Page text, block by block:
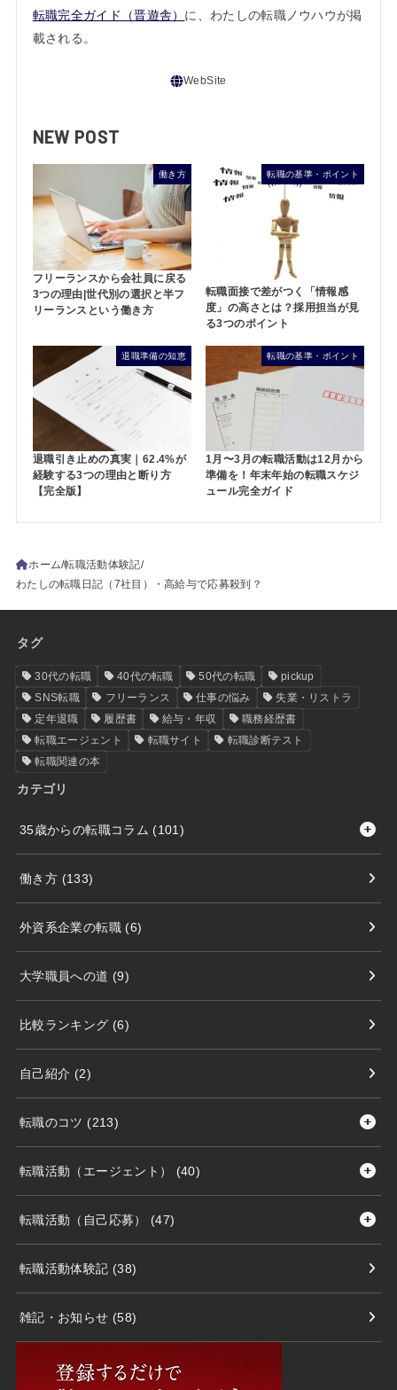
転職完全ガイド（晋遊舎） に、わたしの転職ノウハウが掲
載される。
NEW POST
働き方
フリーランスから会社員に戻る
3つの理由|世代別の選択と半フ
リーランスという働き方
転職の基準・ポイント
転職面接で差がつく「情報感
度」の高さとは？採用担当が見
る3つのポイント
退職準備の知恵
退職引き止めの真実｜62.4%が
経験する3つの理由と断り方
【完全版】
転職の基準・ポイント
1月〜3月の転職活動は12月から
準備を！年末年始の転職スケジ
ュール完全ガイド
ホーム 転職活動体験記
わたしの転職日記（7社目）・高給与で応募殺到？
タグ
30代の転職 40代の転職 50代の転職
pickup
SNS転職
フリーランス 仕事の悩み
失業・リストラ
定年退職
履歴書 給与・年収
職務経歴書
転職エージェント
転職サイト
転職診断テスト
転職関連の本
カテゴリ
35歳からの転職コラム (101)
働き方 (133)
外資系企業の転職 (6)
大学職員への道 (9)
比較ランキング (6)
自己紹介 (2)
転職のコツ (213)
転職活動（エージェント） (40)
転職活動（自己応募） (47)
転職活動体験記 (38)
雑記・お知らせ (58)